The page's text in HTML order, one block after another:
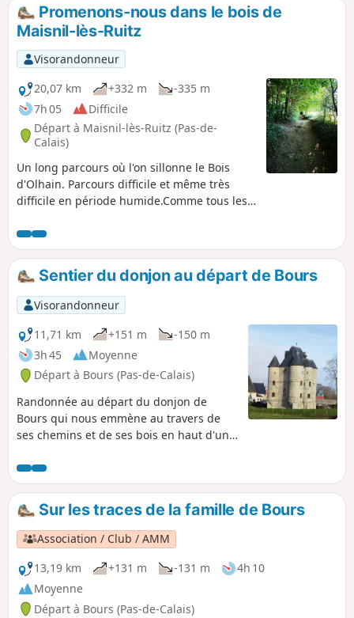
Promenons-nous dans le bois de
Maisnil-lès-Ruitz
Visorandonneur
20,07 km
+332 m
-335 m
7h 05
Difficile
Départ à Maisnil-lès-Ruitz (Pas-de-
Calais)
Un long parcours où l'on sillonne le Bois
d'Olhain. Parcours difficile et même très
difficile en période humide.Comme tous les
pas très évidente, je recommande donc
l'utilisation de l'application.
Sentier du donjon au départ de Bours
Visorandonneur
11,71 km
+151 m
-150 m
3h 45
Moyenne
Départ à Bours (Pas-de-Calais)
Randonnée au départ du donjon de
Bours qui nous emmène au travers de
ses chemins et de ses bois en haut d'une
remarquables. Vous redescendrez par
les Eguerguettes vers le village.
Attention : descente difficile par temps
humide et pour finir petit tour dans les
ruelles de Bours.
Sur les traces de la famille de Bours
Association / Club / AMM
13,19 km
+131 m -131 m
4h 10
Moyenne
Départ à Bours (Pas-de-Calais)